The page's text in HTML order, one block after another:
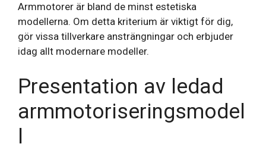
Armmotorer är bland de minst estetiska
modellerna. Om detta kriterium är viktigt för dig,
gör vissa tillverkare ansträngningar och erbjuder
idag allt modernare modeller.
Presentation av ledad
armmotoriseringsmodel
l